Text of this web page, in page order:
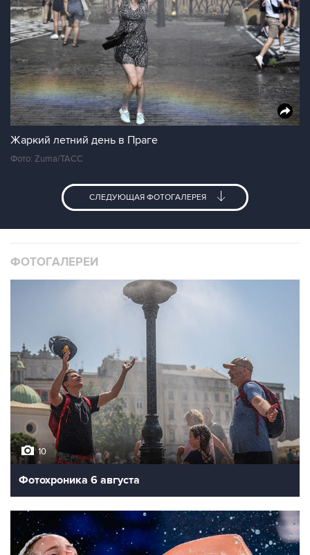
Жаркий летний день в Праге
Фото: Zuma/ТАСС
СЛЕДУЮЩАЯ ФОТОГАЛЕРЕЯ
ФОТОГАЛЕРЕИ
10
Фотохроника 6 августа